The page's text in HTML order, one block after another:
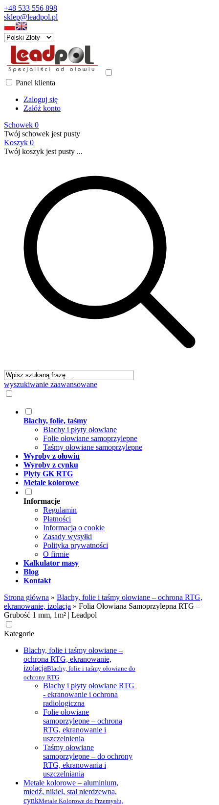
+48 533 556 898
sklep@leadpol.pl
Panel klienta
Zaloguj się
Załóż konto
Schowek 0
Twój schowek jest pusty
Koszyk 0
Twój koszyk jest pusty ...
wyszukiwanie zaawansowane
Blachy, folie, taśmy
Blachy i płyty ołowiane
Folie ołowiane samoprzylepne
Taśmy ołowiane samoprzylepne
Wyroby z ołowiu
Wyroby z cynku
Płyty GK RTG
Metale kolorowe
Informacje
Regulamin
Płatności
Informacja o cookie
Zasady wysyłki
Polityka prywatności
O firmie
Kalkulator masy
Blog
Kontakt
Strona główna » Blachy, folie i taśmy ołowiane – ochrona RTG,
ekranowanie, izolacja » Folia Ołowiana Samoprzylepna RTG –
Grubość 1 mm, 1m² | Leadpol
Kategorie
Blachy, folie i taśmy ołowiane –
ochrona RTG, ekranowanie,
izolacjaBlachy, folie i taśmy ołowiane do
ochrony RTG
Blachy i płyty ołowiane RTG
- ekranowanie i ochrona
radiologiczna
Folie ołowiane
samoprzylepne – ochrona
RTG, ekranowanie i
uszczelnienia
Taśmy ołowiane
samoprzylepne – do ochrony
RTG, ekranowania i
uszczelniania
Metale kolorowe – aluminium,
miedź, nikiel, stal nierdzewna,
cynkMetale Kolorowe do Przemysłu,